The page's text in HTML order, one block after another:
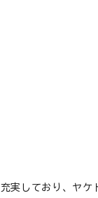
実しており、ヤケ